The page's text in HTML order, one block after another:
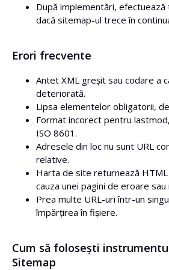
După implementări,
dacă sitemap-ul trece în
Erori frecvente
Antet XML greșit sau codare a
deteriorată.
Lipsa elementelor obligatorii,
Format incorect pentru
ISO 8601.
Adresele din loc nu sunt URL
relative.
Harta de site returnează HTML
cauza unei pagini de eroare
Prea multe URL-uri într-un
împărțirea în fișiere.
Cum să folosești
Sitemap